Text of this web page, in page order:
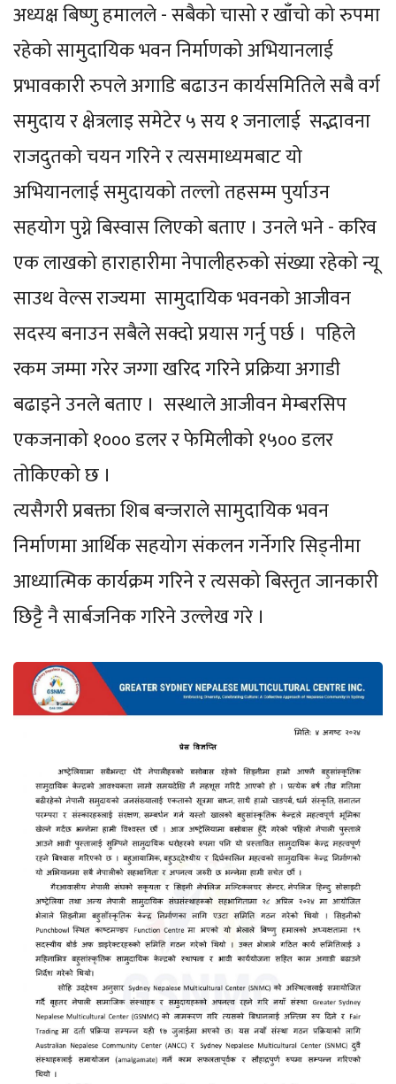
अध्यक्ष बिष्णु हमालले - सबैको चासो र खाँचो को रुपमा
रहेको सामुदायिक भवन निर्माणको अभियानलाई
प्रभावकारी रुपले अगाडि बढाउन कार्यसमितिले सबै वर्ग
समुदाय र क्षेत्रलाइ समेटेर ५ सय १ जनालाई सद्भावना
राजदुतको चयन गरिने र त्यसमाध्यमबाट यो
अभियानलाई समुदायको तल्लो तहसम्म पुर्याउन
सहयोग पुग्ने बिस्वास लिएको बताए । उनले भने - करिव
एक लाखको हाराहारीमा नेपालीहरुको संख्या रहेको न्यू
साउथ वेल्स राज्यमा सामुदायिक भवनको आजीवन
सदस्य बनाउन सबैले सक्दो प्रयास गर्नु पर्छ । पहिले
रकम जम्मा गरेर जग्गा खरिद गरिने प्रक्रिया अगाडी
बढाइने उनले बताए । सस्थाले आजीवन मेम्बरसिप
एकजनाको १००० डलर र फेमिलीको १५०० डलर
तोकिएको छ ।
त्यसैगरी प्रबक्ता शिब बन्जराले सामुदायिक भवन
निर्माणमा आर्थिक सहयोग संकलन गर्नेगरि सिड्नीमा
आध्यात्मिक कार्यक्रम गरिने र त्यसको बिस्तृत जानकारी
छिट्टै नै सार्बजनिक गरिने उल्लेख गरे ।